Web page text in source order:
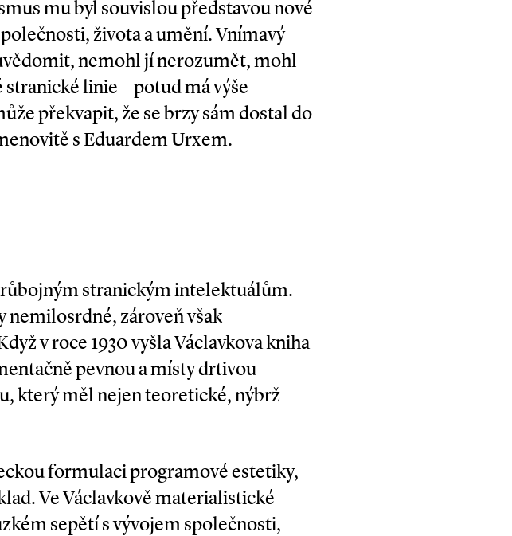
mu byl souvislou představou nové
života a umění. Vnímavý
nemohl jí nerozumět, mohl
linie – potud má výše
překvapit, že se brzy sám dostal do
s Eduardem Urxem.
stranickým intelektuálům.
nemilosrdné, zároveň však
v roce 1930 vyšla Václavkova kniha
pevnou a místy drtivou
který měl nejen teoretické, nýbrž
formulaci programové estetiky,
Ve Václavkově materialistické
sepětí s vývojem společnosti,